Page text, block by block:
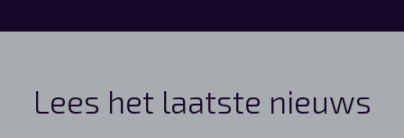
Lees het laatste nieuws